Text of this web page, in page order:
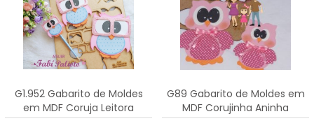
MENOR PREÇO
MAIOR PREÇO
G1.952 Gabarito de Moldes
em MDF Coruja Leitora
G89 Gabarito de Moldes em
MDF Corujinha Aninha